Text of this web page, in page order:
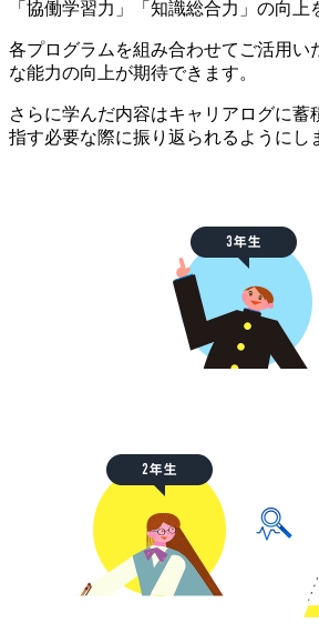
「協働学習力」「知識総合力」の向上
各プログラムを組み合わせてご活用い
な能力の向上が期待できます。
さらに学んだ内容はキャリアログに蓄
指す必要な際に振り返られるようにし